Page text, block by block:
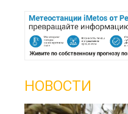
НОВОСТИ